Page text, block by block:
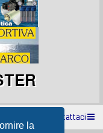
la
Contattaci